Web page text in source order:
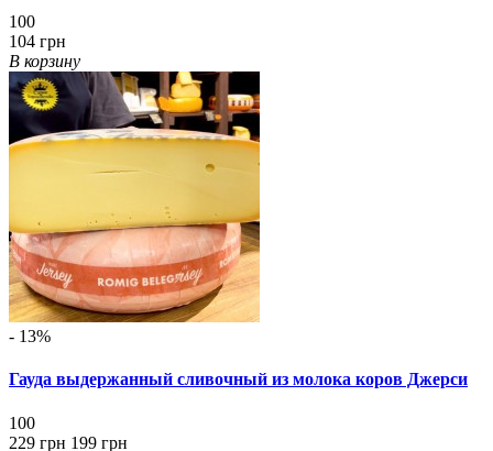
100
104 грн
В корзину
- 13%
Гауда выдержанный сливочный из молока коров Джерси
100
229 грн 199 грн